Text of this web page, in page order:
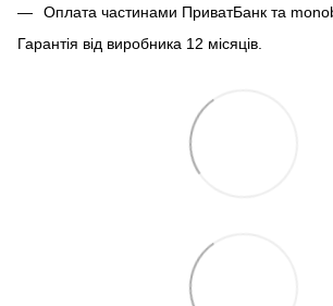
Оплата частинами ПриватБанк та
Гарантія від виробника 12 місяців.